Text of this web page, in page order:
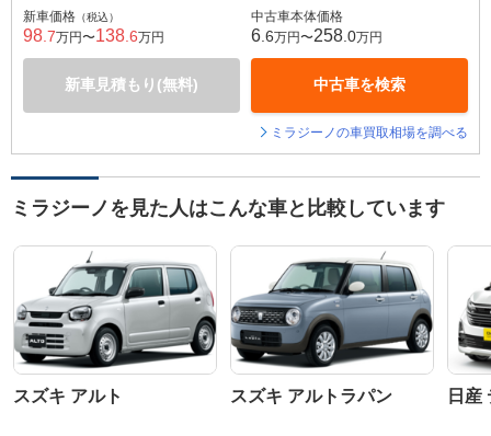
新車価格 （税込）
98 .7万円〜138 .6万円
新車見積もり(無料)
中古車本体価格
6 .6万円〜258 .0万円
中古車を検索
ミラジーノの車買取相場を調べる
ミラジーノを見た人はこんな車と比較しています
スズキ アルト スズキ アルトラパン 日産